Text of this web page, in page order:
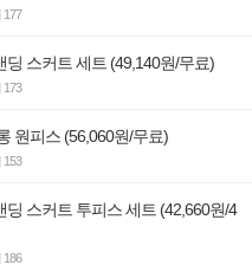
177
스커트 세트 (49,140원/무료)
173
원피스 (56,060원/무료)
153
스커트 투피스 세트 (42,660원/4
186